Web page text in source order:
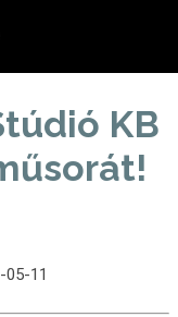
KB
05-11